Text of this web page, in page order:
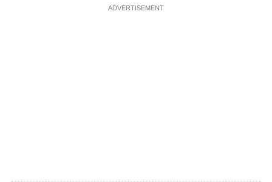
ADVERTISEMENT